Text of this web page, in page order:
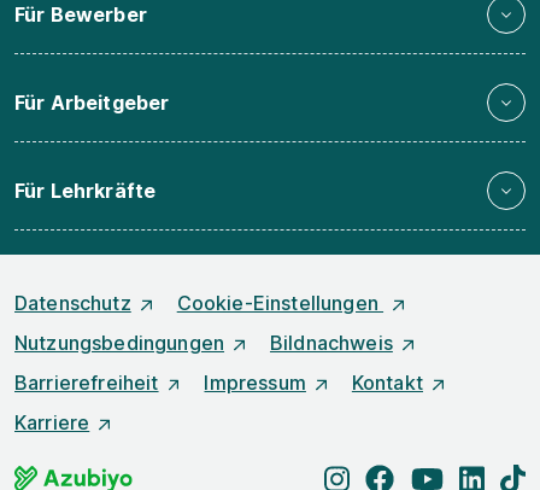
Für Bewerber
Für Arbeitgeber
Für Lehrkräfte
Datenschutz
Cookie-Einstellungen
Nutzungsbedingungen
Bildnachweis
Barrierefreiheit
Impressum
Kontakt
Karriere
instagram
facebookyoutube